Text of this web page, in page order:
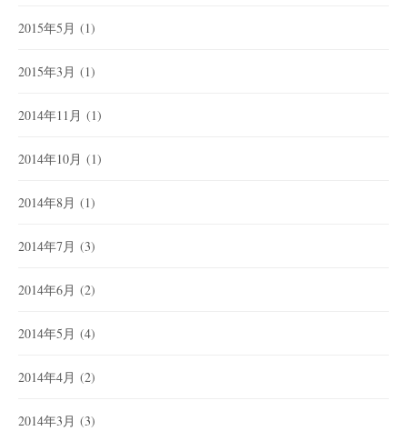
2015年5月 (1)
2015年3月 (1)
2014年11月 (1)
2014年10月 (1)
2014年8月 (1)
2014年7月 (3)
2014年6月 (2)
2014年5月 (4)
2014年4月 (2)
2014年3月 (3)